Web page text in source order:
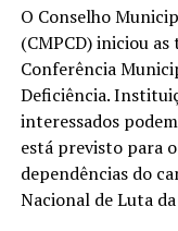
O Conselho
(CMPCD) iniciou
Conferência
Deficiência.
interessados
está previsto para
dependências do
Nacional de Luta